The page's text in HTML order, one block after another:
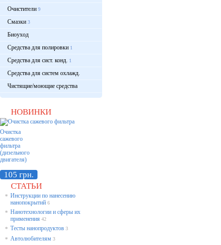
Очистители 9
Смазки 3
Биоуход
Средства для полировки 1
Средства для сист. конд. 1
Средства для систем охлажд.
Чистящие/моющие средства
НОВИНКИ
Очистка
сажевого
фильтра
(дизельного
двигателя)
105 грн.
СТАТЬИ
* Инструкции по нанесению
нанопокрытий 6
* Нанотехнологии и сферы их
применения 42
* Тесты нанопродуктов 3
* Автолюбителям 3